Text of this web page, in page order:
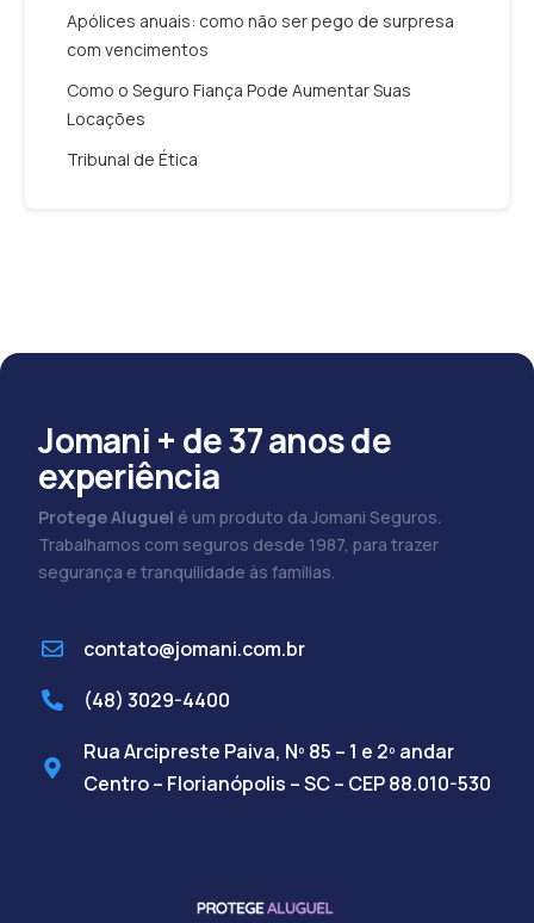
Apólices anuais: como não ser pego de surpresa
com vencimentos
Como o Seguro Fiança Pode Aumentar Suas
Locações
Tribunal de Ética
Jomani + de 37 anos de
experiência
Protege Aluguel é um produto da Jomani Seguros.
Trabalhamos com seguros desde 1987, para trazer
segurança e tranquilidade às famílias.
contato@jomani.com.br
(48) 3029-4400
Rua Arcipreste Paiva, Nº 85 – 1 e 2º andar
Centro – Florianópolis – SC – CEP 88.010-530